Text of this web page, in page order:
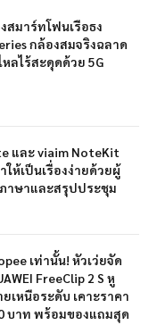
สมาร์ทโฟนเรือธง
กล้องสมจริงฉลาด
ลไร้สะดุดด้วย 5G
และ viaim NoteKit
ห้เป็นเรื่องง่ายด้วยผู้
าษาและสรุปประชุม
เท่านั้น! หัวเว่ยจัด
FreeClip 2 S หู
เหนือระดับ เคาะราคา
บาท พร้อมของแถมสุด